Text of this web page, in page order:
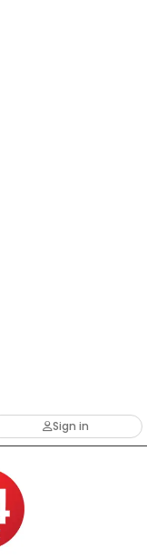
Sign in